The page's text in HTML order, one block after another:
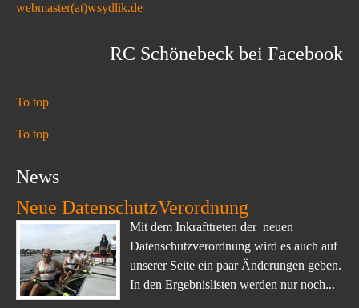
webmaster(at)wsydlik.de
RC Schönebeck bei Facebook
To top
To top
News
Neue DatenschutzVerordnung
Mit dem Inkrafttreten der neuen
Datenschutzverordnung wird es auch auf
unserer Seite ein paar Änderungen geben.
In den Ergebnislisten werden nur noch...